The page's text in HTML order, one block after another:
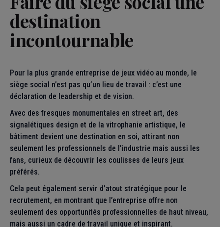
destination
incontournable
Pour la plus grande entreprise de jeux vidéo au monde, le
siège social n’est pas qu’un lieu de travail : c’est une
déclaration de leadership et de vision.
Avec des fresques monumentales en street art, des
signalétiques design et de la vitrophanie artistique, le
bâtiment devient une destination en soi, attirant non
seulement les professionnels de l’industrie mais aussi les
fans, curieux de découvrir les coulisses de leurs jeux
préférés.
Cela peut également servir d’atout stratégique pour le
recrutement, en montrant que l’entreprise offre non
seulement des opportunités professionnelles de haut niveau,
mais aussi un cadre de travail unique et inspirant.